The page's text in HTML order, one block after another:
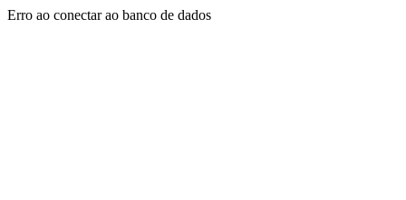
Erro ao conectar ao banco de dados